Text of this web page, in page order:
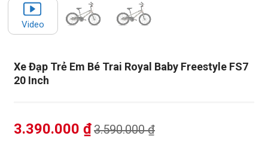
Xe Đạp Trẻ Em Bé Trai Royal Baby Freestyle FS7
20 Inch
Video
3.390.000 ₫3.590.000₫